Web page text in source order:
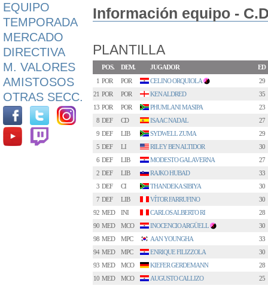
EQUIPO
TEMPORADA
MERCADO
DIRECTIVA
M. VALORES
AMISTOSOS
OTRAS SECC.
Información equipo -
PLANTILLA
POS. DEM. JUGADOR
ED
1 POR POR CELINO ORQUIOLA 1
29
21 POR POR KEN ALDRED
35
13 POR POR PHUMLANI MASIPA
23
8 DEF CD ISAAC NADAL
27
9 DEF LIB SYDWELL ZUMA
29
5 DEF LI RILEY BEN ALTIDOR
30
6 DEF LIB MODESTO GALAVERNA
27
2 DEF LIB RAJKO HUBAD
33
3 DEF CI THANDEKA SIBIYA
30
7 DEF LIB VÍTOR FARRUFINO
30
92 MED INI CARLOS ALBERTO RI
28
90 MED MCO INOCENCIO ARGÜELL 3
30
98 MED MPC AAN YOUNGHA
33
94 MED MPC ENRIQUE FILIZZOLA
30
93 MED MCO KIEFER GERDEMANN
28
10 MED MCO AUGUSTO CALLIZO
25